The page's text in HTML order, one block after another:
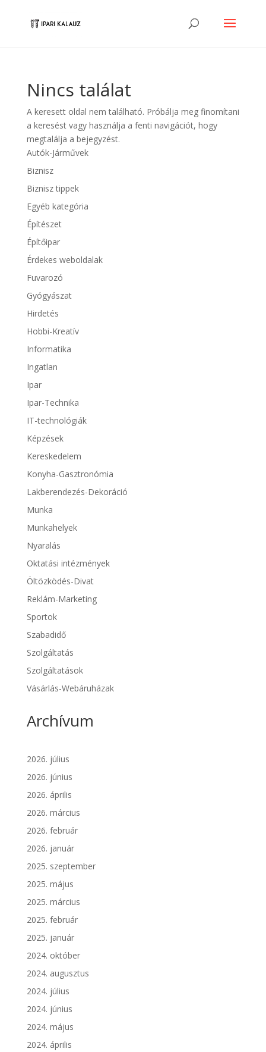
Nincs találat
A keresett oldal nem található. Próbálja meg finomítani
a keresést vagy használja a fenti navigációt, hogy
megtalálja a bejegyzést.
Autók-Járművek
Biznisz
Biznisz tippek
Egyéb kategória
Építészet
Építőipar
Érdekes weboldalak
Fuvarozó
Gyógyászat
Hirdetés
Hobbi-Kreatív
Informatika
Ingatlan
Ipar
Ipar-Technika
IT-technológiák
Képzések
Kereskedelem
Konyha-Gasztronómia
Lakberendezés-Dekoráció
Munka
Munkahelyek
Nyaralás
Oktatási intézmények
Öltözködés-Divat
Reklám-Marketing
Sportok
Szabadidő
Szolgáltatás
Szolgáltatások
Vásárlás-Webáruházak
Archívum
2026. július
2026. június
2026. április
2026. március
2026. február
2026. január
2025. szeptember
2025. május
2025. március
2025. február
2025. január
2024. október
2024. augusztus
2024. július
2024. június
2024. május
2024. április